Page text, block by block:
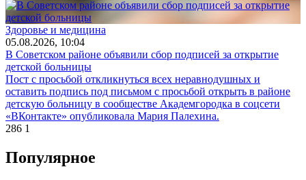
Здоровье и медицина
05.08.2026, 10:04
В Советском районе объявили сбор подписей за открытие
детской больницы
Пост с просьбой откликнуться всех неравнодушных и
оставить подпись под письмом с просьбой открыть в районе
детскую больницу в сообществе Академгородка в соцсети
«ВКонтакте» опубликовала Мария Палехина.
286 1
Популярное